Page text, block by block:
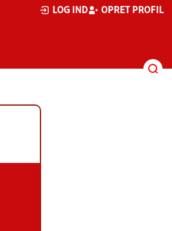
LOG IND OPRET PROFIL